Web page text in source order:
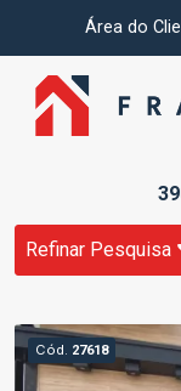
Área do
Refinar Pesquisa
Cód. 27618